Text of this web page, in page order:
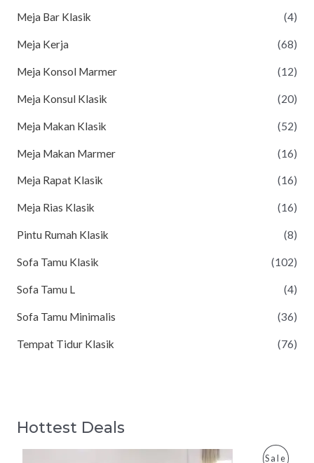
Meja Bar Klasik (4)
Meja Kerja (68)
Meja Konsol Marmer (12)
Meja Konsul Klasik (20)
Meja Makan Klasik (52)
Meja Makan Marmer (16)
Meja Rapat Klasik (16)
Meja Rias Klasik (16)
Pintu Rumah Klasik (8)
Sofa Tamu Klasik (102)
Sofa Tamu L (4)
Sofa Tamu Minimalis (36)
Tempat Tidur Klasik (76)
Hottest Deals
Sale P